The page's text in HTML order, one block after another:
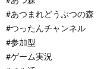
#あつまれどうぶつの森
#つったんチャンネル
#参加型
#ゲーム実況